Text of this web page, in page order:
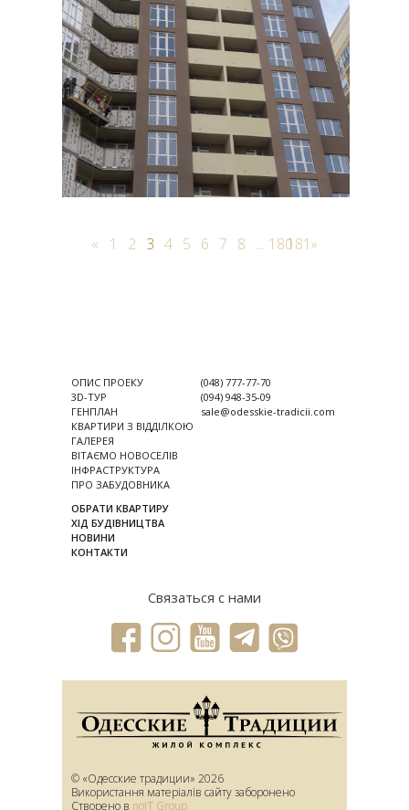
« 1 2 3 4 5 6 7 8 ... 180181»
ОПИС ПРОЕКУ
3D-ТУР
ГЕНПЛАН
КВАРТИРИ З ВІДДІЛКОЮ
ГАЛЕРЕЯ
ВІТАЄМО НОВОСЕЛІВ
ІНФРАСТРУКТУРА
ПРО ЗАБУДОВНИКА
ОБРАТИ КВАРТИРУ
ХІД БУДІВНИЦТВА
НОВИНИ
КОНТАКТИ
(048) 777-77-70
(094) 948-35-09
sale@odesskie-tradicii.com
Связаться с нами
© «Одесские традиции» 2026
Використання матеріалів сайту заборонено
Створено в noIT Group